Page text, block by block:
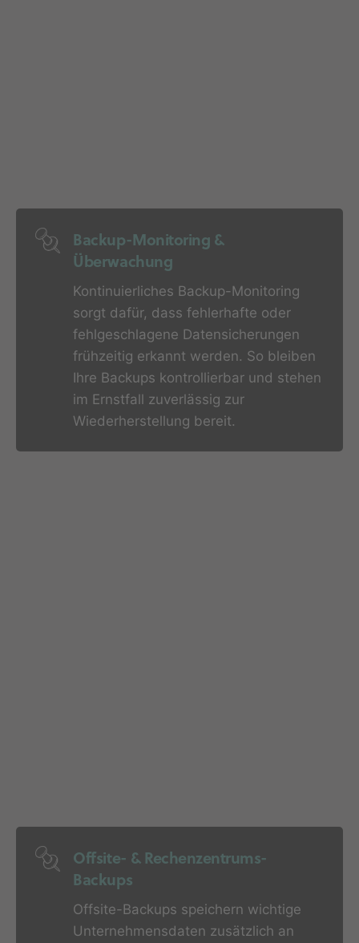
Backup-Monitoring &
Überwachung
Kontinuierliches Backup-Monitoring
sorgt dafür, dass fehlerhafte oder
fehlgeschlagene Datensicherungen
frühzeitig erkannt werden. So bleiben
Ihre Backups kontrollierbar und stehen
im Ernstfall zuverlässig zur
Wiederherstellung bereit.
Offsite- & Rechenzentrums-
Backups
Offsite-Backups speichern wichtige
Unternehmensdaten zusätzlich an